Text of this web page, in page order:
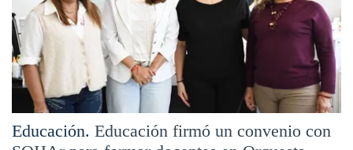
Educación. Educación firmó un convenio con